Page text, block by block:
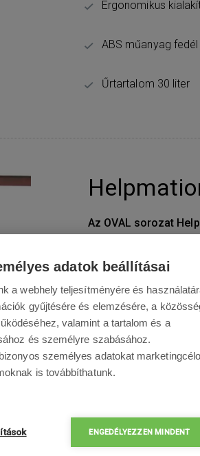
Ergonomikus
ABS műanyag fedél
Űrtartalom 30 liter
Az OVAL sorozat
megkönnyítse az
módját biztosítja. Ha
fedél automatikusan
magától becsukódik.
adatok beállításai
a webhely teljesítményére és
gyűjtésére és elemzésére, a
valamint a tartalom és a
és személyre szabásához.
személyes adatokat
is továbbíthatunk.
ENGEDÉLYEZZEN MINDENT